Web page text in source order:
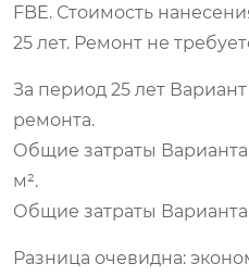
FBE. Стоимость
25 лет. Ремонт не
За период 25 лет
ремонта.
Общие затраты Варианта
м².
Общие затраты Варианта
Разница очевидна: